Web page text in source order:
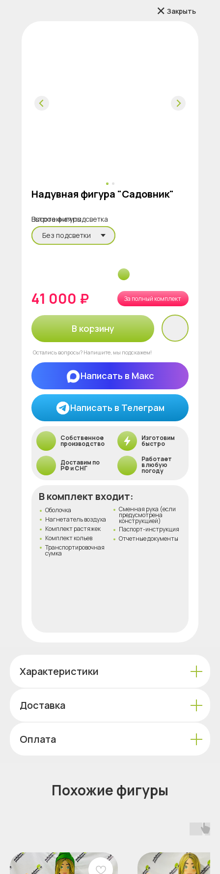
Закрыть
Надувная фигура "Садовник"
Высота фигуры
В корзину
Написать в Макс
Написать в Телеграм
41 000 ₽
Остались вопросы? Напишите, мы подскажем!
За полный комплект
В комплект входит:
Изготовим
быстро
Работает
в любую
погоду
Собственное
производство
Доставим по
РФ и СНГ
Оболочка
Нагнетатель воздуха
Комплект кольев Отчетные документы
Паспорт-инструкция
Транспортировочная
сумка
Сменная рука (если
предусмотрена
конструкцией)
Комплект растяжек
Встроенная подсветка
Характеристики
Доставка
Оплата
Похожие фигуры